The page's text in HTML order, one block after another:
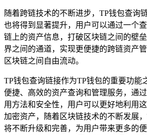
随着跨链技术的不断进步，TP钱包查询
也将得到显著提升，用户可以通过一个
链上的资产信息，打破区块链之间的壁
界之间的通道，实现更便捷的跨链资产
区块链之间自由流动。
TP钱包查询链接作为TP钱包的重要功能
便捷、高效的资产查询和管理服务，通
用方法和安全性，用户可以更好地利用
加密资产，随着区块链技术的不断发展
将不断升级和完善，为用户带来更多的